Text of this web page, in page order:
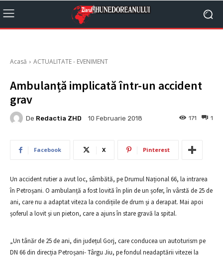
Acasă ACTUALITATE - EVENIMENT
Ambulanță implicată într-un accident
grav
De Redactia ZHD 10 Februarie 2018 1
171
Facebook X Pinterest
Un accident rutier a avut loc, sâmbătă, pe Drumul Național 66, la intrarea
în Petroșani. O ambulanță a fost lovită în plin de un șofer, în vârstă de 25 de
ani, care nu a adaptat viteza la condițiile de drum și a derapat. Mai apoi
șoferul a lovit și un pieton, care a ajuns în stare gravă la spital.
„Un tânăr de 25 de ani, din județul Gorj, care conducea un autoturism pe
DN 66 din direcția Petroșani- Târgu Jiu, pe fondul neadaptării vitezei la